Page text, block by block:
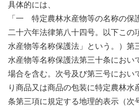
具体的には、
「一 特定農林水産物等の名称の保
二十六年法律第八十四号。以下この
水産物等名称保護法」という。）第
水産物等名称保護法第三十条におい
場合を含む。次号及び第三号におい
り商品又は商品の包装に特定農林水
条第三項に規定する地理的表示（次